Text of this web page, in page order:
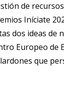
de
Iníciate
dos ideas
Europeo de
que